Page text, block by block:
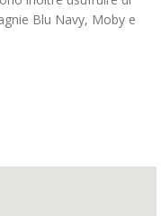
Blu Navy, Moby e